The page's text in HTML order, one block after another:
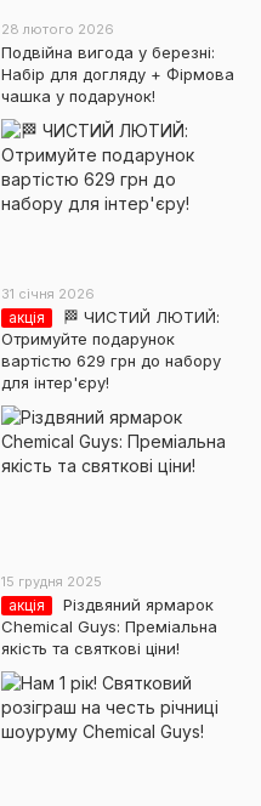
28 лютого 2026
Подвійна вигода у березні:
Набір для догляду + Фірмова
чашка у подарунок!
31 січня 2026
акція
🏁 ЧИСТИЙ ЛЮТИЙ:
Отримуйте подарунок
вартістю 629 грн до набору
для інтер'єру!
15 грудня 2025
акція
Різдвяний ярмарок
Chemical Guys: Преміальна
якість та святкові ціни!